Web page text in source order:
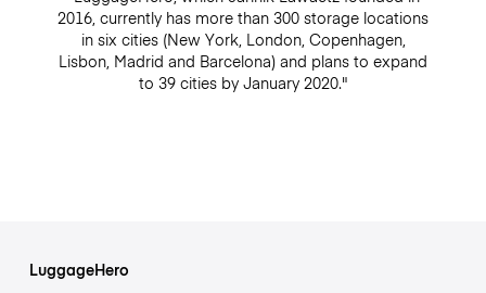
2016, currently has more than 300 storage locations
in six cities (New York, London, Copenhagen,
Lisbon, Madrid and Barcelona) and plans to expand
to 39 cities by January 2020."
LuggageHero